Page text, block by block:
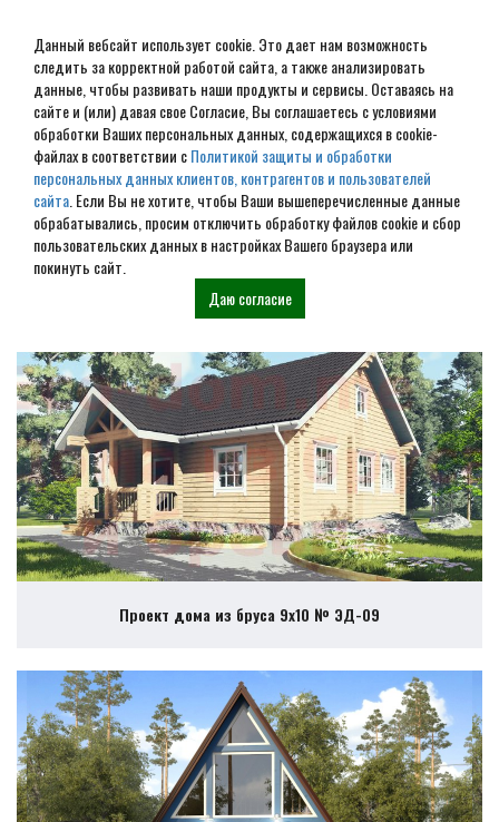
Данный вебсайт использует cookie. Это дает нам возможность
следить за корректной работой сайта, а также анализировать
данные, чтобы развивать наши продукты и сервисы. Оставаясь на
сайте и (или) давая свое Согласие, Вы соглашаетесь с условиями
обработки Ваших персональных данных, содержащихся в cookie-
файлах в соответствии сПолитикой защиты и обработки
персональных данных клиентов, контрагентов и пользователей
сайта . Если Вы не хотите, чтобы Ваши вышеперечисленные данные
обрабатывались, просим отключить обработку файлов cookie и сбор
пользовательских данных в настройках Вашего браузера или
покинуть сайт.
Даю согласие
Дом из бруса под ключ в
Любытино
Наши проекты
Проект дома из бруса 9х10 № ЭД-09